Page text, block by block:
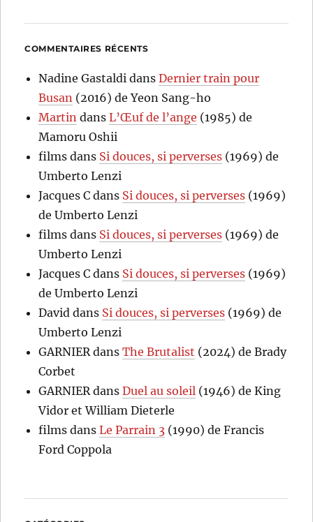
COMMENTAIRES RÉCENTS
Nadine Gastaldi dansDernier train pour
Busan (2016) de Yeon Sang-ho
Martin dansL’Œuf de l’ange (1985) de
Mamoru Oshii
films dans Si douces, si perverses (1969) de
Umberto Lenzi
Jacques C dans Si douces, si perverses (1969)
de Umberto Lenzi
films dans Si douces, si perverses (1969) de
Umberto Lenzi
Jacques C dans Si douces, si perverses (1969)
de Umberto Lenzi
David dans Si douces, si perverses (1969) de
Umberto Lenzi
GARNIER dansThe Brutalist (2024) de Brady
Corbet
GARNIER dansDuel au soleil (1946) de King
Vidor et William Dieterle
films dansLe Parrain 3 (1990) de Francis
Ford Coppola